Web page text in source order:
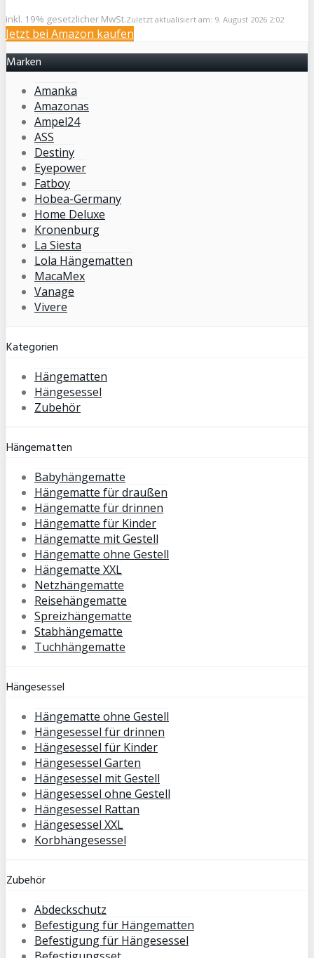
inkl. 19% gesetzlicher MwSt.Zuletzt aktualisiert am: 9. August 2026 2:02
Jetzt bei Amazon kaufen
Marken
Amanka
Amazonas
Ampel24
ASS
Destiny
Eyepower
Fatboy
Hobea-Germany
Home Deluxe
Kronenburg
La Siesta
Lola Hängematten
MacaMex
Vanage
Vivere
Kategorien
Hängematten
Hängesessel
Zubehör
Hängematten
Babyhängematte
Hängematte für draußen
Hängematte für drinnen
Hängematte für Kinder
Hängematte mit Gestell
Hängematte ohne Gestell
Hängematte XXL
Netzhängematte
Reisehängematte
Spreizhängematte
Stabhängematte
Tuchhängematte
Hängesessel
Hängematte ohne Gestell
Hängesessel für drinnen
Hängesessel für Kinder
Hängesessel Garten
Hängesessel mit Gestell
Hängesessel ohne Gestell
Hängesessel Rattan
Hängesessel XXL
Korbhängesessel
Zubehör
Abdeckschutz
Befestigung für Hängematten
Befestigung für Hängesessel